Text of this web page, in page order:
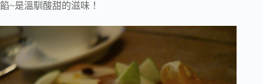
餡~是溫馴酸甜的滋味！